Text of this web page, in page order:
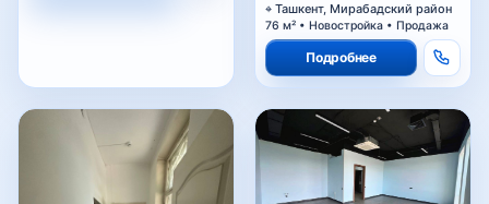
Ташкент, Мирабадский район
76 м² • Новостройка • Продажа
Подробнее